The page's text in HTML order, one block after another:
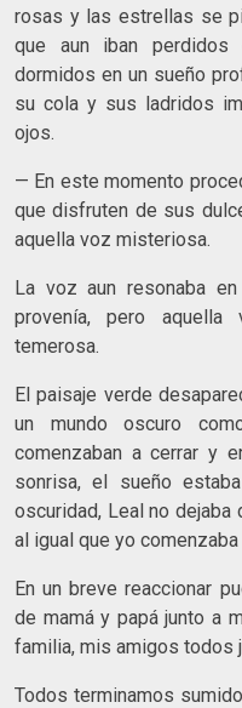
rosas y las estrellas se
que aun iban perdidos
dormidos en un sueño
su cola y sus ladridos
ojos.
— En este momento
que disfruten de sus
aquella voz misteriosa.
La voz aun resonaba
provenía, pero
temerosa.
El paisaje verde
un mundo oscuro
comenzaban a cerrar y
sonrisa, el sueño
oscuridad, Leal no
al igual que yo
En un breve reaccionar
de mamá y papá junto a
familia, mis amigos todos
Todos terminamos